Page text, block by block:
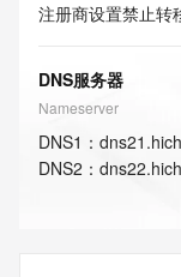
注册商设置禁止转
DNS服务器
Nameserver
DNS1 ：
DNS2 ：